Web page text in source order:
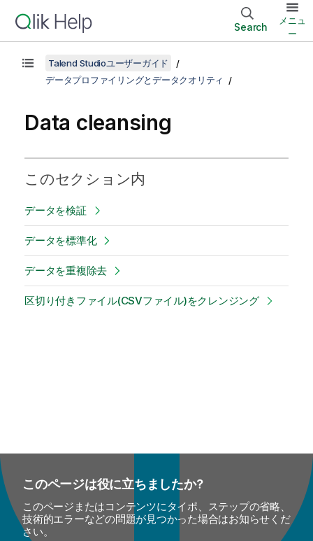
Search
メニュ
ー
Talend Studioユーザーガイド
データプロファイリングとデータクオリティ
Data cleansing
このセクション内
データを検証
データを標準化
データを重複除去
区切り付きファイル(CSVファイル)をクレンジング
このページは役に立ちましたか?
このページまたはコンテンツにタイポ、ステップの省略、
技術的エラーなどの問題が見つかった場合はお知らせくだ
さい。